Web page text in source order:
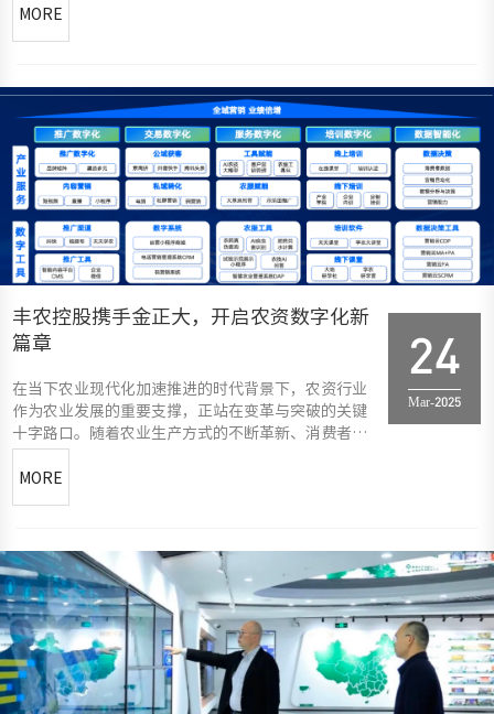
要业务板块以及战略布局等情况，对丰农控股有了更
MORE
丰农控股携手金正大，开启农资数字化新
篇章
在当下农业现代化加速推进的时代背景下，农资行业
作为农业发展的重要支撑，正站在变革与突破的关键
十字路口。随着农业生产方式的不断革新、消费者需
求的日益多样化，以及数字技术在各领域的深度渗
透，农资行业的发展既面临着前所未有的机遇，也遭
MORE
24
Mar-2025